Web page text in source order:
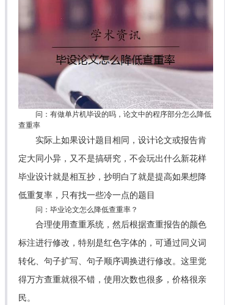
研究生论
问：有做单片机毕设的吗，论文中的程序部分怎么降低
查重率
实际上如果设计题目相同，设计论文或报告肯
定大同小异，又不是搞研究，不会玩出什么新花样
毕业设计就是相互抄，抄明白了就是提高如果想降
低重复率，只有找一些冷一点的题目
问：毕业论文怎么降低查重率？
合理使用查重系统，然后根据查重报告的颜色
标注进行修改，特别是红色字体的，可通过同义词
转化、句子扩写、句子顺序调换进行修改。这里觉
得万方查重就很不错，使用次数也很多，价格很亲
民。